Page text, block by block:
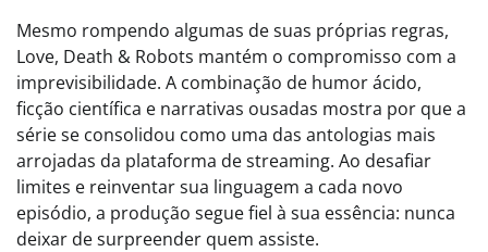
Mesmo rompendo algumas de suas próprias regras,
Love, Death & Robots mantém o compromisso com a
imprevisibilidade. A combinação de humor ácido,
ficção científica e narrativas ousadas mostra por que a
série se consolidou como uma das antologias mais
arrojadas da plataforma de streaming. Ao desafiar
limites e reinventar sua linguagem a cada novo
episódio, a produção segue fiel à sua essência: nunca
deixar de surpreender quem assiste.